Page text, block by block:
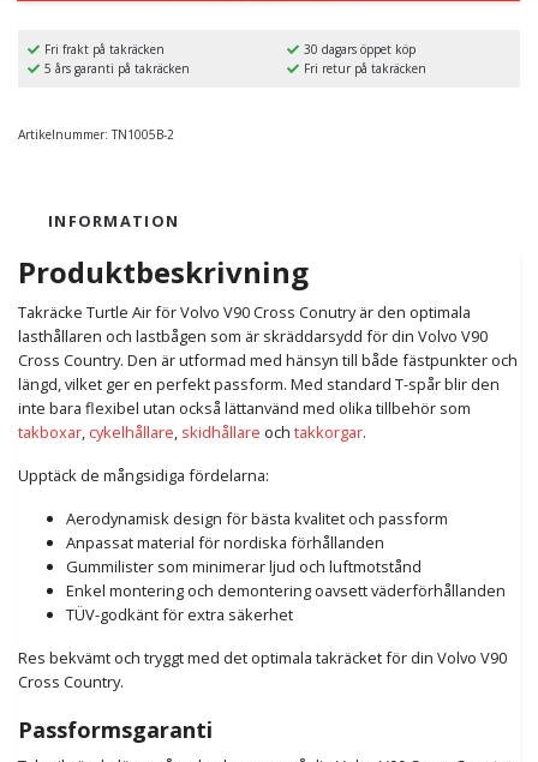
Fri frakt på takräcken
30 dagars öppet köp
5 års garanti på takräcken
Fri retur på takräcken
Artikelnummer: TN1005B-2
INFORMATION
Produktbeskrivning
Takräcke Turtle Air för Volvo V90 Cross Conutry är den optimala
lasthållaren och lastbågen som är skräddarsydd för din Volvo V90
Cross Country. Den är utformad med hänsyn till både fästpunkter och
längd, vilket ger en perfekt passform. Med standard T-spår blir den
inte bara flexibel utan också lättanvänd med olika tillbehör som
takboxar, cykelhållare, skidhållare och takkorgar.
Upptäck de mångsidiga fördelarna:
Aerodynamisk design för bästa kvalitet och passform
Anpassat material för nordiska förhållanden
Gummilister som minimerar ljud och luftmotstånd
Enkel montering och demontering oavsett väderförhållanden
TÜV-godkänt för extra säkerhet
Res bekvämt och tryggt med det optimala takräcket för din Volvo V90
Cross Country.
Passformsgaranti